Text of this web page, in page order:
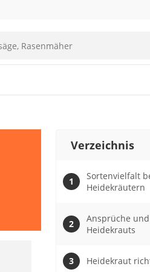
Verzeichnis
Sortenvielfalt
Heidekräutern
Ansprüche
Heidekrauts
Heidekraut